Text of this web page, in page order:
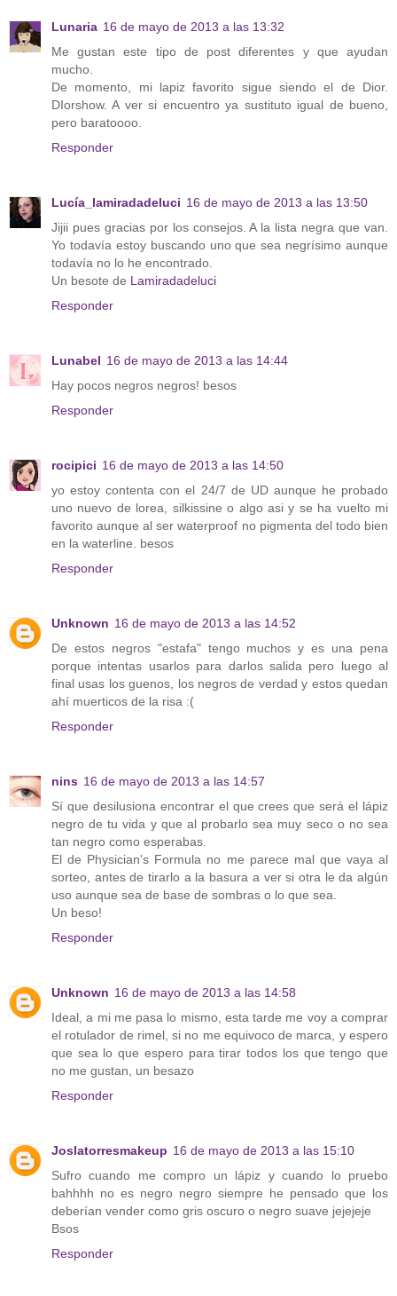
Lunaria 16 de mayo de 2013 a las 13:32
Me gustan este tipo de post diferentes y que ayudan
mucho.
De momento, mi lapiz favorito sigue siendo el de Dior.
DIorshow. A ver si encuentro ya sustituto igual de bueno,
pero baratoooo.
Responder
Lucía_lamiradadeluci 16 de mayo de 2013 a las 13:50
Jijii pues gracias por los consejos. A la lista negra que van.
Yo todavía estoy buscando uno que sea negrísimo aunque
todavía no lo he encontrado.
Un besote de Lamiradadeluci
Responder
Lunabel 16 de mayo de 2013 a las 14:44
Hay pocos negros negros! besos
Responder
rocipici 16 de mayo de 2013 a las 14:50
yo estoy contenta con el 24/7 de UD aunque he probado
uno nuevo de lorea, silkissine o algo asi y se ha vuelto mi
favorito aunque al ser waterproof no pigmenta del todo bien
en la waterline. besos
Responder
Unknown 16 de mayo de 2013 a las 14:52
De estos negros "estafa" tengo muchos y es una pena
porque intentas usarlos para darlos salida pero luego al
final usas los guenos, los negros de verdad y estos quedan
ahí muerticos de la risa :(
Responder
nins 16 de mayo de 2013 a las 14:57
Sí que desilusiona encontrar el que crees que será el lápiz
negro de tu vida y que al probarlo sea muy seco o no sea
tan negro como esperabas.
El de Physician's Formula no me parece mal que vaya al
sorteo, antes de tirarlo a la basura a ver si otra le da algún
uso aunque sea de base de sombras o lo que sea.
Un beso!
Responder
Unknown 16 de mayo de 2013 a las 14:58
Ideal, a mi me pasa lo mismo, esta tarde me voy a comprar
el rotulador de rimel, si no me equivoco de marca, y espero
que sea lo que espero para tirar todos los que tengo que
no me gustan, un besazo
Responder
Joslatorresmakeup 16 de mayo de 2013 a las 15:10
Sufro cuando me compro un lápiz y cuando lo pruebo
bahhhh no es negro negro siempre he pensado que los
deberían vender como gris oscuro o negro suave jejejeje
Bsos
Responder